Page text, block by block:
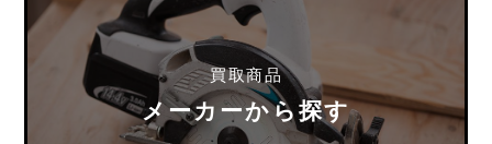
買取商品
メーカーから探す